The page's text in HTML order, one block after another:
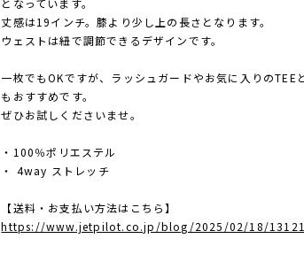
となっています。
丈感は19インチ。膝より少し上の長さとなります。
ウェストは紐で調節できるデザインです。
一枚でもOKですが、ラッシュガードやお気に入りのTEE
もおすすめです。
ぜひお試しくださいませ。
・100％ポリエステル
・ 4way ストレッチ
【送料・お支払い方法はこちら】
https://www.jetpilot.co.jp/blog/2025/02/18/